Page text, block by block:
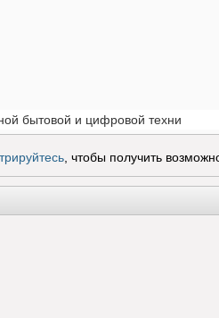
бытовой и цифровой техни
, чтобы получить